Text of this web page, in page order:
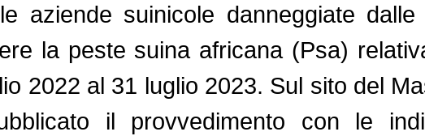
aziende suinicole danneggiate dalle
la peste suina africana (Psa)
2022 al 31 luglio 2023. Sul sito del
il provvedimento con le